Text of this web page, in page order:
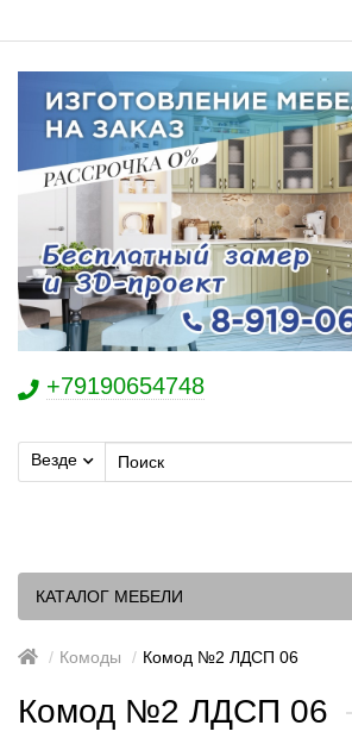
+79190654748
Везде
КАТАЛОГ МЕБЕЛИ
Комоды Комод №2 ЛДСП 06
Комод №2 ЛДСП 06